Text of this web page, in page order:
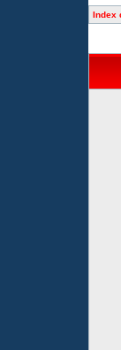
Index